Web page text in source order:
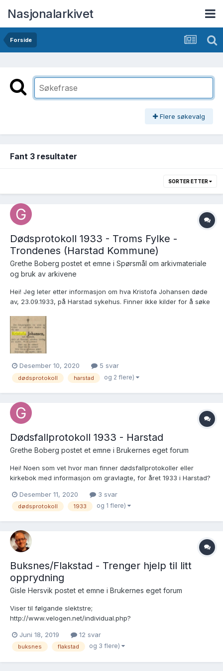
Nasjonalarkivet
Forside
Flere søkevalg
Fant 3 resultater
SORTER ETTER
Dødsprotokoll 1933 - Troms Fylke -
Trondenes (Harstad Kommune)
Grethe Boberg postet et emne i Spørsmål om arkivmateriale
og bruk av arkivene
Hei! Jeg leter etter informasjon om hva Kristofa Johansen døde
av, 23.09.1933, på Harstad sykehus. Finner ikke kilder for å søke
så familien tilhørte kanskje en menighet eller trosamfunn som er
ukjent for meg. Håper veldig på h...
Desember 10, 2020 5 svar
dødsprotokoll harstad og 2 flere)
Dødsfallprotokoll 1933 - Harstad
Grethe Boberg postet et emne i Brukernes eget forum
Hei! Noen som vet hvor man finner dødsfallprotokoller eller
kirkebok med informasjon om gravlagte, for året 1933 i Harstad?
Desember 11, 2020
3 svar
dødsprotokoll 1933 og 1 flere)
Buksnes/Flakstad - Trenger hjelp til litt
opprydning
Gisle Hersvik postet et emne i Brukernes eget forum
Viser til følgande slektstre;
http://www.velogen.net/individual.php?
Magdalene seg med Henrik Odin Ragnvald Olsen? Det står
videre at Henrik Odin dø etter 1901. Men når og kvar? Videre skal
Juni 18, 2019 12 svar
buksnes flakstad og 3 flere)